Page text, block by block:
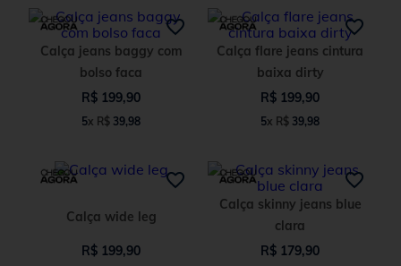
Calça jeans baggy com
bolso faca
R$ 199,90
5x R$ 39,98
Calça flare jeans cintura
baixa dirty
R$ 199,90
5x R$ 39,98
Calça wide leg
R$ 199,90
Calça skinny jeans blue
clara
R$ 179,90